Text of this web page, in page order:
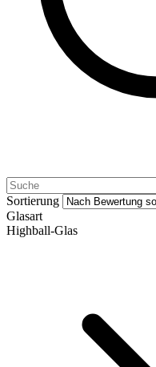
Sortierung
Glasart
Highball-Glas